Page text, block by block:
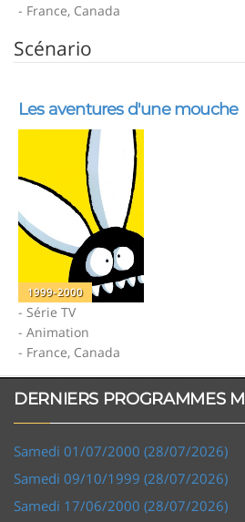
- France, Canada
Scénario
Les aventures d'une mouche
1999-2000
- Série TV
- Animation
- France, Canada
DERNIERS PROGRAMMES
Samedi 01/07/2000 (28/07/2026)
Samedi 09/10/1999 (28/07/2026)
Samedi 17/06/2000 (28/07/2026)